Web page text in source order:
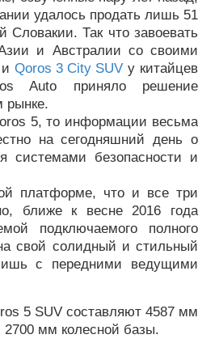
удалось продать лишь 51
Словакии. Так что завоевать
и Австралии со своими
Qoros 3 City SUVу китайцев
Auto приняло решение
рынке.
5, то информации весьма
на сегодняшний день о
системами безопасности и
платформе, что и все три
ближе к весне 2016 года
подключаемого полного
свой солидный и стильный
с передними ведущими
5 SUV составляют 4587 мм
мм колесной базы.